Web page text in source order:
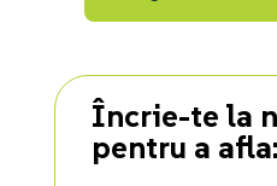
Încrie-te la
pentru a afla: